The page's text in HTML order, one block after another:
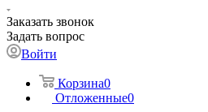
Заказать звонок
Задать вопрос
Войти
Корзина0
Отложенные0